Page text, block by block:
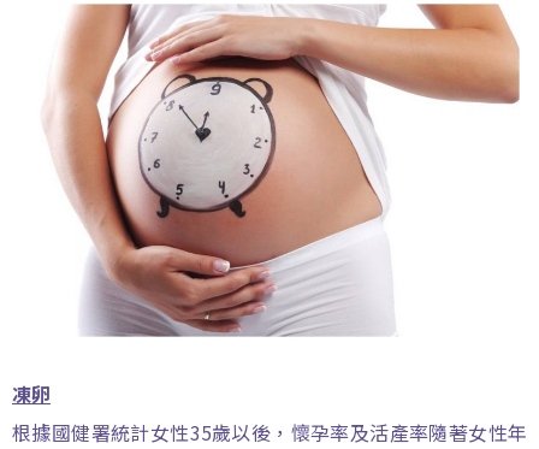
凍卵
根據國健署統計女性35歲以後，懷孕率及活產率隨著女性年